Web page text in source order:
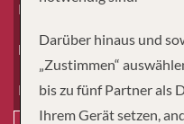
Kinder
Dauer
Reiseart
Darüber hinaus und
„Zustimmen“
bis zu fünf Partner als
Ihrem Gerät setzen,